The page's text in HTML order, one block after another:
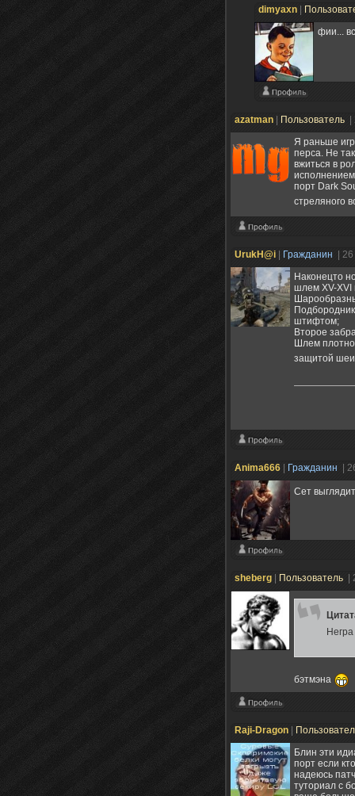
dimyaxn
фии...
azatman Пользователь
Я раньше
перса. Не
вжиться в
порт Dark
стреляного
UrukH@i Гражданин
|
Наконецто
шлем XV-XVI
штифтом;
Второе
Шлем
защитой шеи
Anima666 Гражданин |
Сет
sheberg Пользователь |
бэтмэна
Raji-Dragon
Блин эти
порт если
надеюсь
туториал с